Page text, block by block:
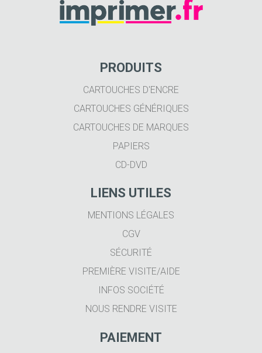
PRODUITS
CARTOUCHES D'ENCRE
CARTOUCHES GÉNÉRIQUES
CARTOUCHES DE MARQUES
PAPIERS
CD-DVD
LIENS UTILES
MENTIONS LÉGALES
CGV
SÉCURITÉ
PREMIÈRE VISITE/AIDE
INFOS SOCIÉTÉ
NOUS RENDRE VISITE
PAIEMENT